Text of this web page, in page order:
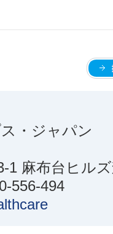
・ジャパン
1 麻布台ヒル
556-494